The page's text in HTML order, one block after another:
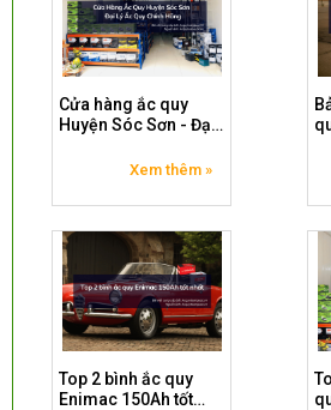
Cửa hàng ắc quy
Huyện Sóc Sơn - Đại
Xem thêm »
Top 2 bình ắc quy
Enimac 150Ah tốt